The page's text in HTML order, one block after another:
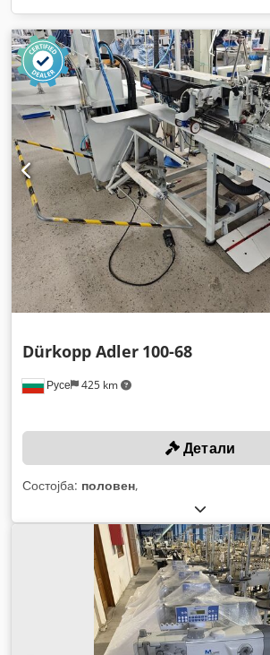
Русе 425 km
Dürkopp Adler 100-68
Детали
Состојба: половен,